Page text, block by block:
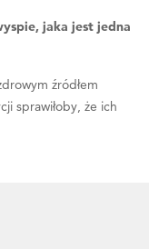
jaka jest jedna
źródłem
sprawiłoby, że ich